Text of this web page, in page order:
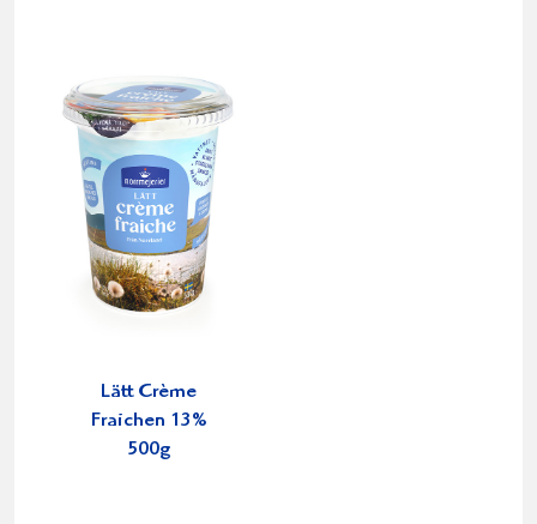
Lätt Crème
Fraichen 13%
500g